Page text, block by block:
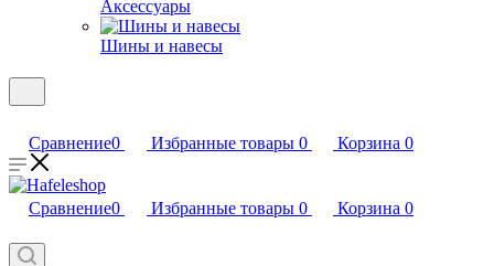
Аксессуары
Шины и навесы
Сравнение0 Избранные товары 0 Корзина 0
Сравнение0 Избранные товары 0 Корзина 0